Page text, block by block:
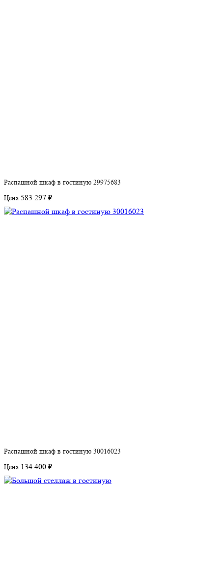
Распашной шкаф в гостиную 29975683
Цена 583 297 ₽
Распашной шкаф в гостиную 30016023
Цена 134 400 ₽